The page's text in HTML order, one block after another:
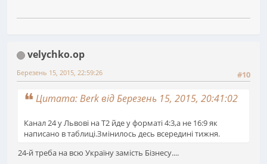
velychko.op
#10
Березень 15, 2015, 22:59:26
Цитата: Berk від Березень 15, 2015, 20:41:02
Канал 24 у Львові на Т2 йде у форматі 4:3,а не 16:9 як
написано в таблиці.Змінилось десь всередині тижня.
24-й треба на всю Україну замість Бізнесу....